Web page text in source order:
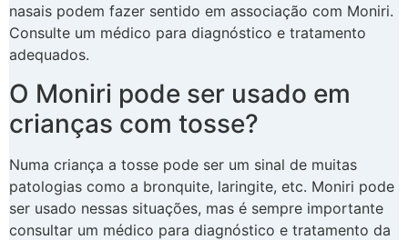
nasais podem fazer sentido em associação com Moniri.
Consulte um médico para diagnóstico e tratamento
adequados.
O Moniri pode ser usado em
crianças com tosse?
Numa criança a tosse pode ser um sinal de muitas
patologias como a bronquite, laringite, etc. Moniri pode
ser usado nessas situações, mas é sempre importante
consultar um médico para diagnóstico e tratamento da